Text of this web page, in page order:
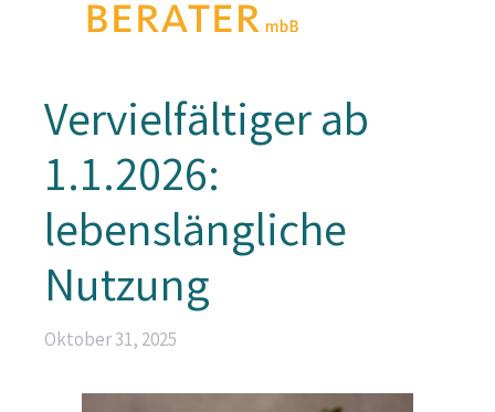
Vervielfältiger ab
1.1.2026:
lebenslängliche
Nutzung
Oktober 31, 2025